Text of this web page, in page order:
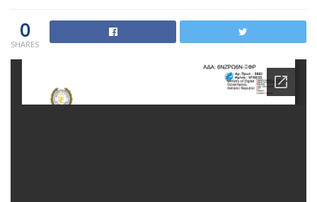
0
SHARES